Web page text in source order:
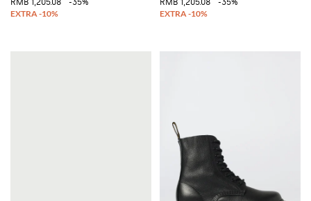
RMB 1,205.08
-35%
RMB 1,205.08
-35%